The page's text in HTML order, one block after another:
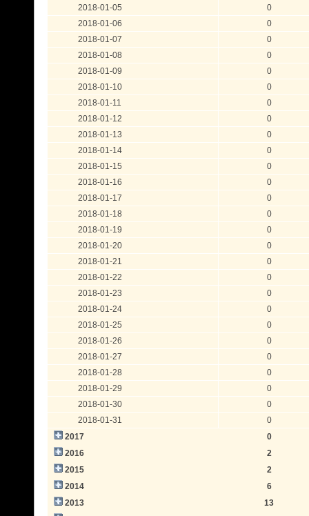
2018-01-05
0
2018-01-06
0
2018-01-07
0
2018-01-08
0
2018-01-09
0
2018-01-10
0
2018-01-11
0
2018-01-12
0
2018-01-13
0
2018-01-14
0
2018-01-15
0
2018-01-16
0
2018-01-17
0
2018-01-18
0
2018-01-19
0
2018-01-20
0
2018-01-21
0
2018-01-22
0
2018-01-23
0
2018-01-24
0
2018-01-25
0
2018-01-26
0
2018-01-27
0
2018-01-28
0
2018-01-29
0
2018-01-30
0
2018-01-31
0
2017
0
2016
2
2015
2
2014
6
2013
13